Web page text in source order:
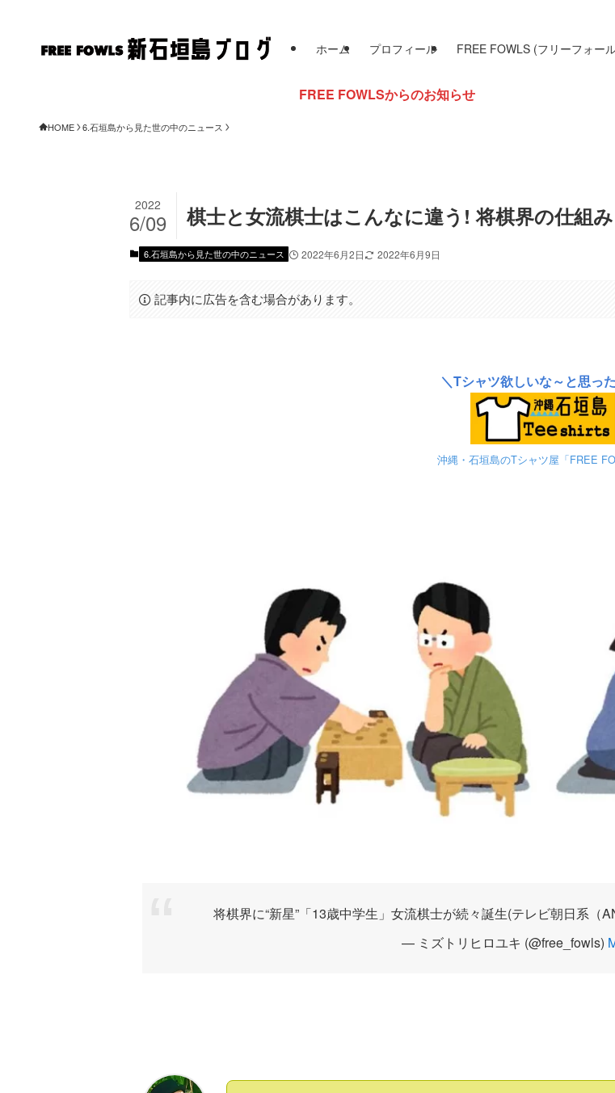
ホーム プロフィール FREE FOWLS (フリーフォー
FREE FOWLSからのお知らせ
HOME 6.石垣島から見た世の中のニュース
棋士と女流棋士はこんなに違う! 将棋界の仕組
2022
6/09
6.石垣島から見た世の中のニュース 2022年6月2日 2022年6月9日
記事内に広告を含む場合があります。
＼Tシャツ欲しいな～と思っ
沖縄・石垣島のTシャツ屋「FREE
将棋界に“新星”「13歳中学生」女流棋士が続々誕生(テレビ朝日系（
— ミズトリヒロユキ (@free_fowls)